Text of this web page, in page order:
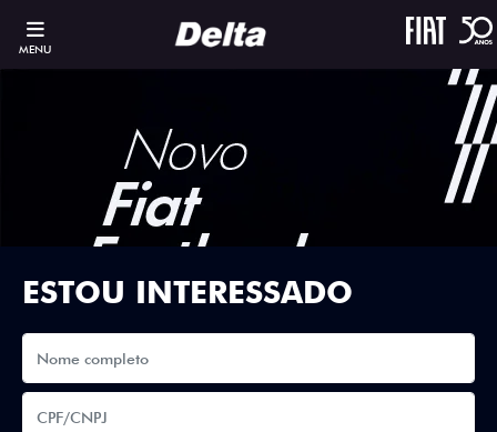
MENU
ESTOU INTERESSADO